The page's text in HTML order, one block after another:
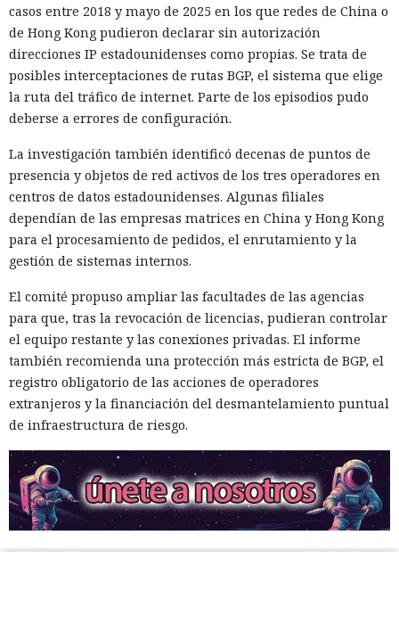
casos entre 2018 y mayo de 2025 en los que redes de China o
de Hong Kong pudieron declarar sin autorización
direcciones IP estadounidenses como propias. Se trata de
posibles interceptaciones de rutas BGP, el sistema que elige
la ruta del tráfico de internet. Parte de los episodios pudo
deberse a errores de configuración.
La investigación también identificó decenas de puntos de
presencia y objetos de red activos de los tres operadores en
centros de datos estadounidenses. Algunas filiales
dependían de las empresas matrices en China y Hong Kong
para el procesamiento de pedidos, el enrutamiento y la
gestión de sistemas internos.
El comité propuso ampliar las facultades de las agencias
para que, tras la revocación de licencias, pudieran controlar
el equipo restante y las conexiones privadas. El informe
también recomienda una protección más estricta de BGP, el
registro obligatorio de las acciones de operadores
extranjeros y la financiación del desmantelamiento puntual
de infraestructura de riesgo.